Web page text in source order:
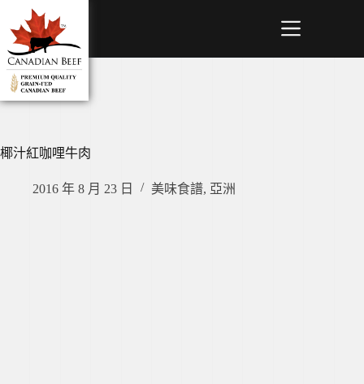
椰汁紅咖哩牛肉
2016 年 8 月 23 日 美味食譜, 亞洲